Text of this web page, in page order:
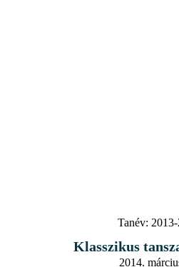
Tanév:
Klasszikus
2014.